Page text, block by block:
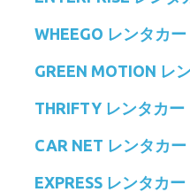
WHEEGO レンタカー
GREEN MOTION レ
THRIFTY レンタカー
CAR NET レンタカー
EXPRESS レンタカー